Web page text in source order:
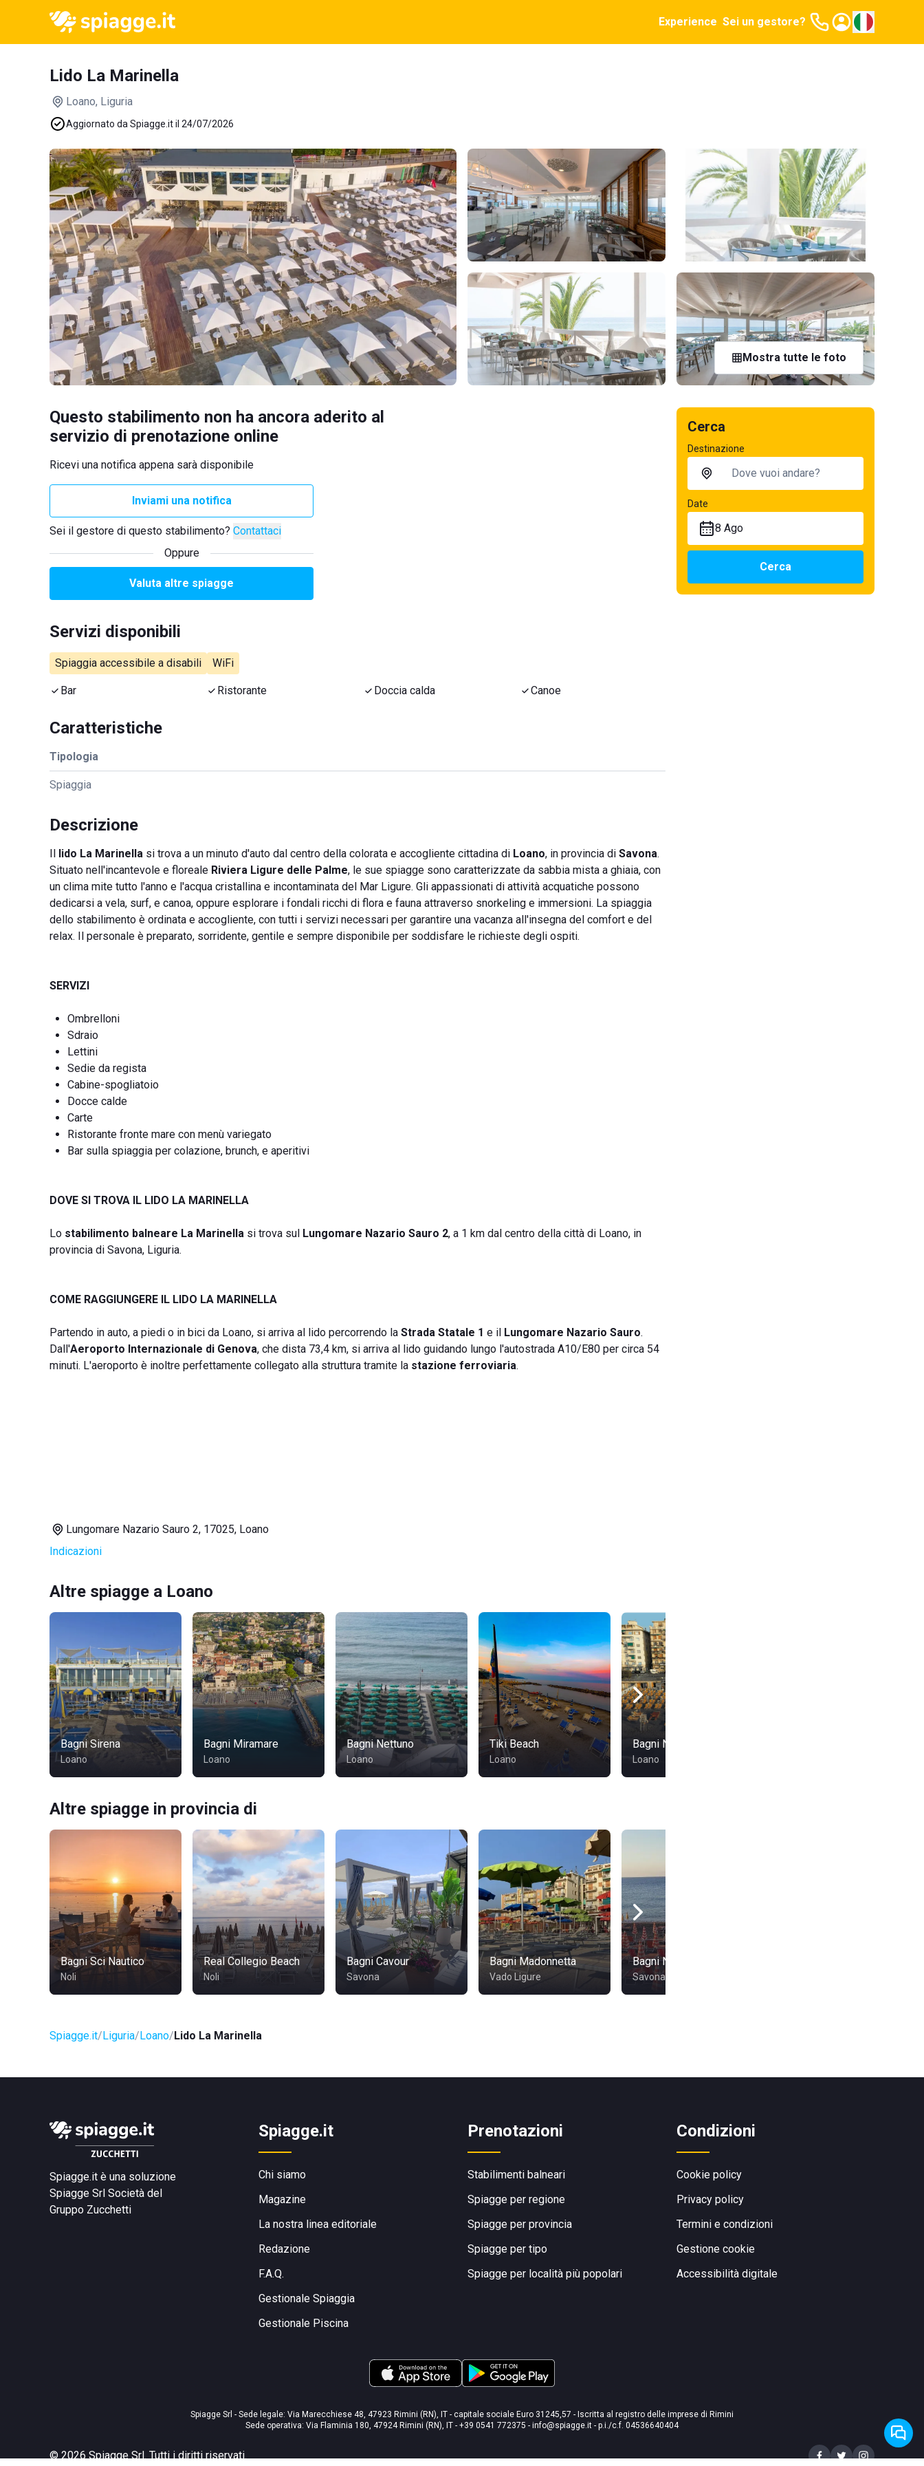
Experience Sei un gestore?
Lido La Marinella
Loano, Liguria
Aggiornato da Spiagge.it il 24/07/2026
Mostra tutte le foto
Questo stabilimento non ha ancora aderito al
servizio di prenotazione online
Ricevi una notifica appena sarà disponibile
Inviami una notifica
Sei il gestore di questo stabilimento? Contattaci
Oppure
Valuta altre spiagge
Servizi disponibili
Spiaggia accessibile a disabili WiFi
Bar Ristorante Doccia calda Canoe
Caratteristiche
Tipologia
Spiaggia
Descrizione
Il lido La Marinella si trova a un minuto d'auto dal centro della colorata e accogliente cittadina di Loano, in provincia di Savona.
Situato nell'incantevole e floreale Riviera Ligure delle Palme, le sue spiagge sono caratterizzate da sabbia mista a ghiaia, con
un clima mite tutto l'anno e l'acqua cristallina e incontaminata del Mar Ligure. Gli appassionati di attività acquatiche possono
dedicarsi a vela, surf, e canoa, oppure esplorare i fondali ricchi di flora e fauna attraverso snorkeling e immersioni. La spiaggia
dello stabilimento è ordinata e accogliente, con tutti i servizi necessari per garantire una vacanza all'insegna del comfort e del
relax. Il personale è preparato, sorridente, gentile e sempre disponibile per soddisfare le richieste degli ospiti.
SERVIZI
Ombrelloni
Sdraio
Lettini
Sedie da regista
Cabine-spogliatoio
Docce calde
Carte
Ristorante fronte mare con menù variegato
Bar sulla spiaggia per colazione, brunch, e aperitivi
DOVE SI TROVA IL LIDO LA MARINELLA
Lo stabilimento balneare La Marinella si trova sul Lungomare Nazario Sauro 2, a 1 km dal centro della città di Loano, in
provincia di Savona, Liguria.
COME RAGGIUNGERE IL LIDO LA MARINELLA
Partendo in auto, a piedi o in bici da Loano, si arriva al lido percorrendo la Strada Statale 1 e il Lungomare Nazario Sauro.
Dall'Aeroporto Internazionale di Genova, che dista 73,4 km, si arriva al lido guidando lungo l'autostrada A10/E80 per circa 54
minuti. L'aeroporto è inoltre perfettamente collegato alla struttura tramite la stazione ferroviaria.
Lungomare Nazario Sauro 2, 17025, Loano
Indicazioni
Altre spiagge a Loano
Bagni Sirena
Loano
Bagni Miramare
Loano
Bagni Nettuno
Loano
Tiki Beach
Loano
Bagni Nadia
Loano
Altre spiagge in provincia di
Bagni Sci Nautico
Noli
Real Collegio Beach
Noli
Bagni Cavour
Savona
Bagni Madonnetta
Vado Ligure
Bagni Nilo
Savona
Spiagge.it Liguria Loano Lido La Marinella
Cerca
Destinazione
Date
8 Ago
Cerca
Spiagge.it è una soluzione
Spiagge Srl Società del
Gruppo Zucchetti
Spiagge.it
Chi siamo
Magazine
La nostra linea editoriale
Redazione
F.A.Q.
Gestionale Spiaggia
Gestionale Piscina
Prenotazioni
Stabilimenti balneari
Spiagge per regione
Spiagge per provincia
Spiagge per tipo
Spiagge per località più popolari
Condizioni
Cookie policy
Privacy policy
Termini e condizioni
Gestione cookie
Accessibilità digitale
Spiagge Srl - Sede legale: Via Marecchiese 48, 47923 Rimini (RN), IT - capitale sociale Euro 31245,57 - Iscritta al registro delle imprese di Rimini
Sede operativa: Via Flaminia 180, 47924 Rimini (RN), IT - +39 0541 772375 - info@spiagge.it - p.i./c.f. 04536640404
©2026 Spiagge Srl. Tutti i diritti riservati.